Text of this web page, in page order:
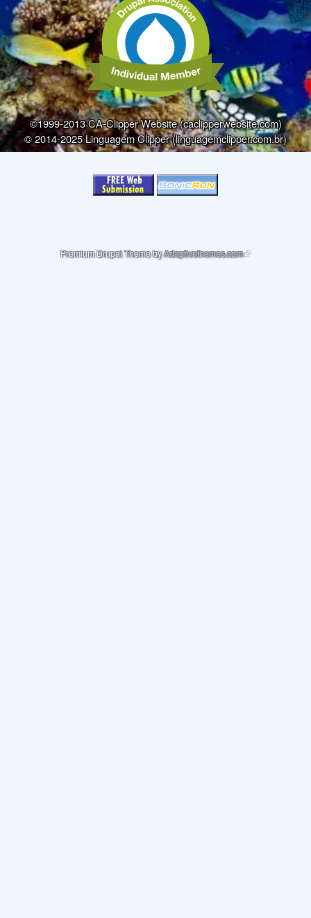
©1999-2013 CA-Clipper Website (caclipperwebsite.com)
© 2014-2025 Linguagem Clipper (linguagemclipper.com.br)
Premium Drupal Theme byAdaptivethemes.com(link is external)